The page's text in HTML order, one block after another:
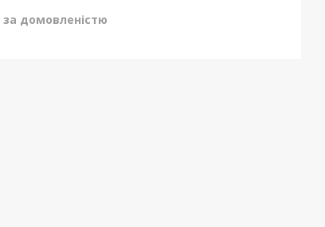
за домовленістю